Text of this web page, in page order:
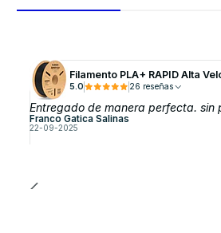
Filamento PLA+ RAPID Alta
5.0 26 reseñas
Entregado de manera perfecta.
Franco Gatica Salinas
22-09-2025